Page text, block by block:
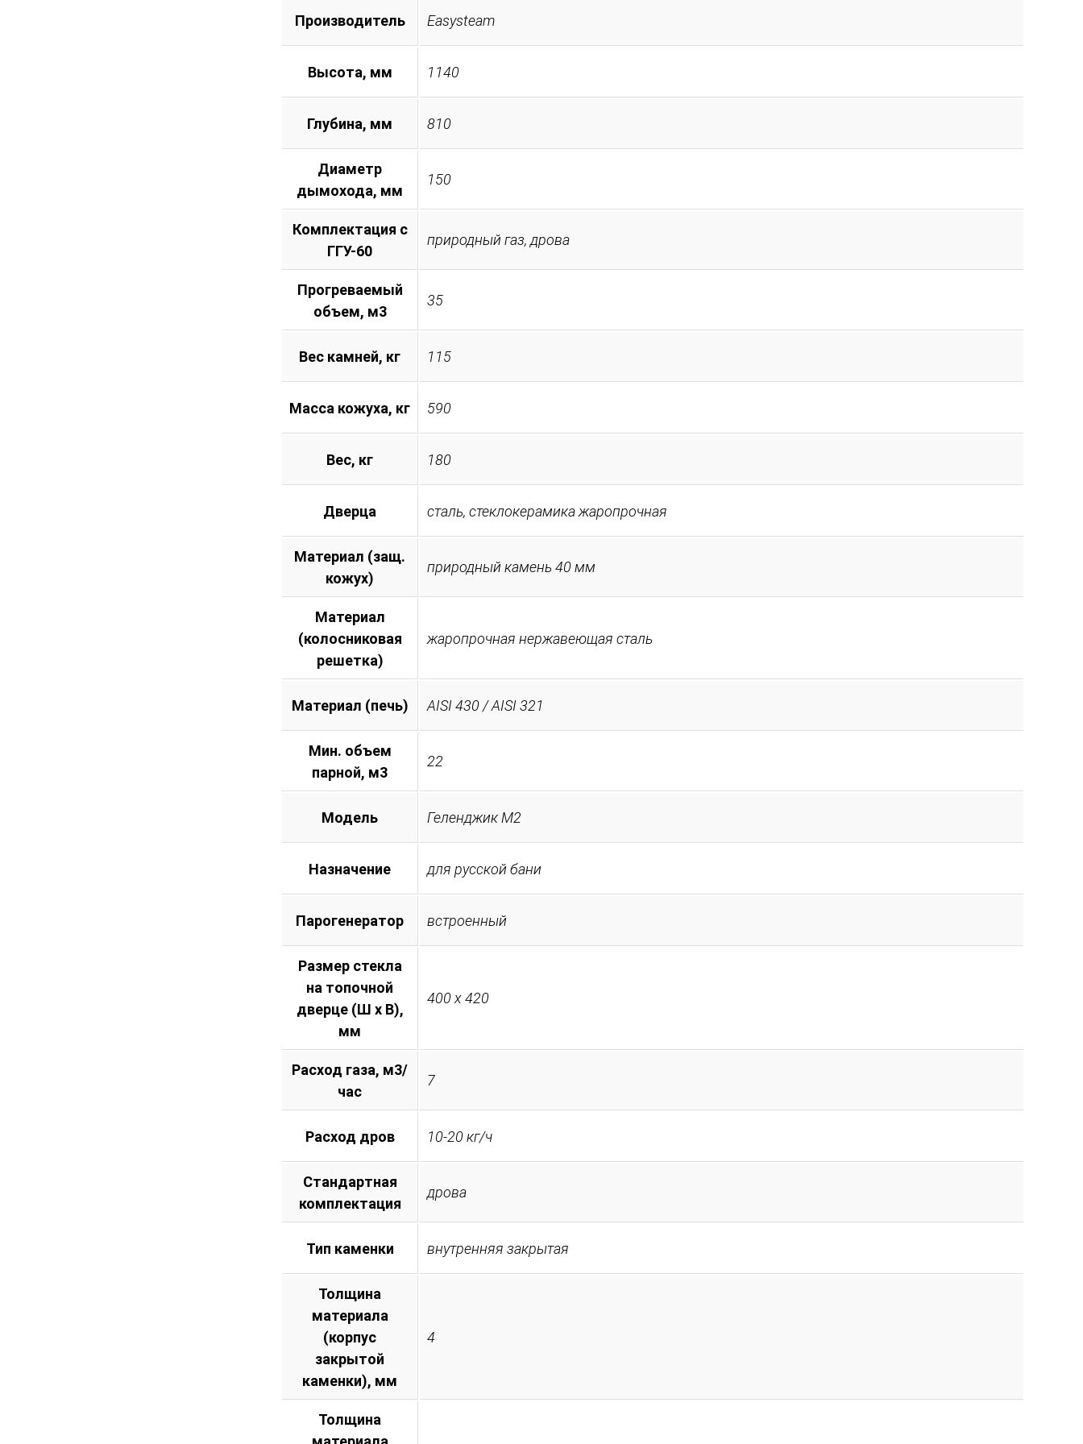
Справа
Производитель Easysteam
Высота, мм 1140
Глубина, мм 810
Диаметр
дымохода, мм
150
Комплектация с
ГГУ-60
природный газ, дрова
Прогреваемый
объем, м3
35
Вес камней, кг 115
Масса кожуха, кг 590
Вес, кг 180
Дверца сталь, стеклокерамика жаропрочная
Материал (защ.
кожух)
природный камень 40 мм
Материал
(колосниковая
решетка)
жаропрочная нержавеющая сталь
Материал (печь) AISI 430 / AISI 321
Мин. объем
парной, м3
22
Модель Геленджик М2
Назначение для русской бани
Парогенератор встроенный
Размер стекла
на топочной
дверце (Ш х В),
мм
400 х 420
Расход газа, м3/
час
7
Расход дров 10-20 кг/ч
Стандартная
комплектация
дрова
Тип каменки внутренняя закрытая
Толщина
материала
(корпус
закрытой
каменки), мм
4
Толщина